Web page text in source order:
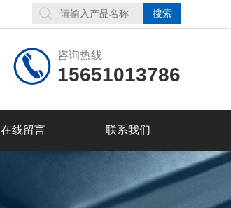
咨询热线
15651013786
在线留言 联系我们